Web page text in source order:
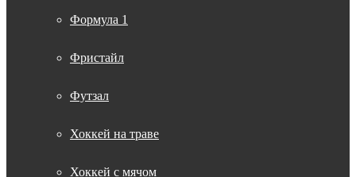
Формула 1
Фристайл
Футзал
Хоккей на траве
Хоккей с мячом